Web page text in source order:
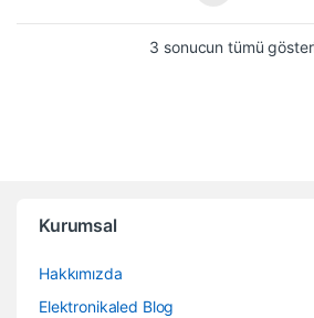
3 sonucun tümü
Kurumsal
Hakkımızda
Elektronikaled Blog